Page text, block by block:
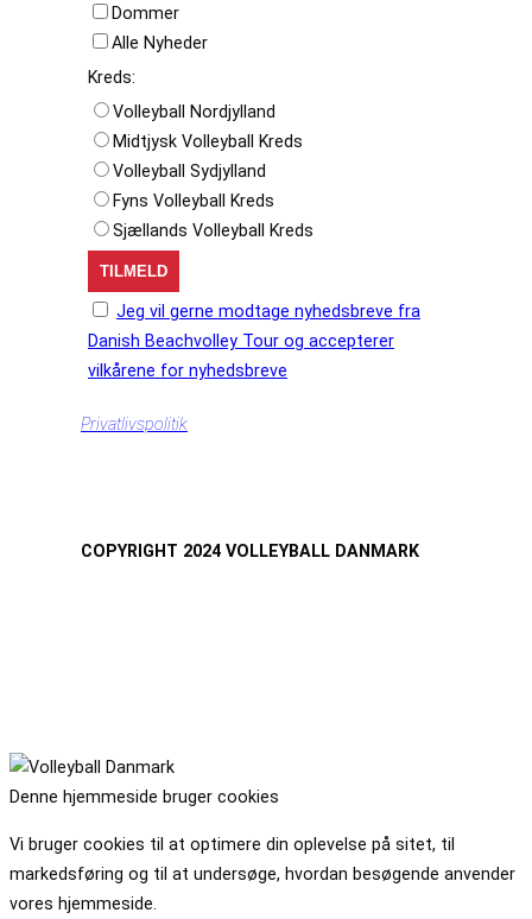
Dommer
Alle Nyheder
Kreds:
Volleyball Nordjylland
Midtjysk Volleyball Kreds
Volleyball Sydjylland
Fyns Volleyball Kreds
Sjællands Volleyball Kreds
Jeg vil gerne modtage nyhedsbreve fra
Danish Beachvolley Tour og accepterer
vilkårene for nyhedsbreve
Privatlivspolitik
COPYRIGHT 2024 VOLLEYBALL DANMARK
Denne hjemmeside bruger cookies
Vi bruger cookies til at optimere din oplevelse på sitet, til
markedsføring og til at undersøge, hvordan besøgende anvender
vores hjemmeside.